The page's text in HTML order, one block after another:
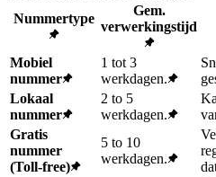
Nummertype
Gem.
verwerkingstijd
Mobiel
nummer
1 tot 3
werkdagen.
Lokaal
nummer
2 to 5
werkdagen.
Gratis
nummer
(Toll-free)
5 to 10
werkdagen.